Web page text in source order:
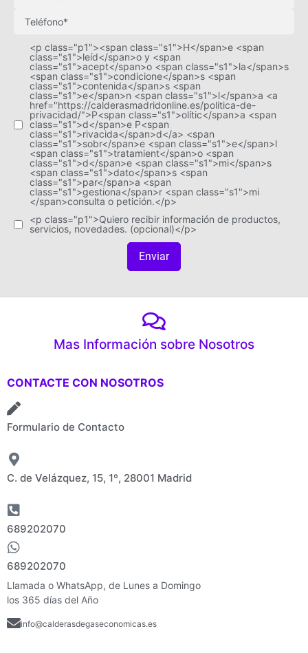
<p class="p1"><span class="s1">H</span>e <span
class="s1">leíd</span>o y <span
class="s1">acept</span>o <span class="s1">la</span>s
<span class="s1">condicione</span>s <span
class="s1">contenida</span>s <span
class="s1">e</span>n <span class="s1">l</span>a <a
href="https://calderasmadridonline.es/politica-de-
privacidad/">P<span class="s1">olític</span>a <span
class="s1">d</span>e P<span
class="s1">rivacida</span>d</a> <span
class="s1">sobr</span>e <span class="s1">e</span>l
<span class="s1">tratamient</span>o <span
class="s1">d</span>e <span class="s1">mi</span>s
<span class="s1">dato</span>s <span
class="s1">par</span>a <span
class="s1">gestiona</span>r <span class="s1">mi
</span>consulta o petición.</p>
<p class="p1">Quiero recibir información de productos,
servicios, novedades. (opcional)</p>
Enviar
Mas Información sobre Nosotros
CONTACTE CON NOSOTROS
Formulario de Contacto
C. de Velázquez, 15, 1º, 28001 Madrid
689202070
689202070
Llamada o WhatsApp, de Lunes a Domingo
los 365 días del Año
info@calderasdegaseconomicas.es